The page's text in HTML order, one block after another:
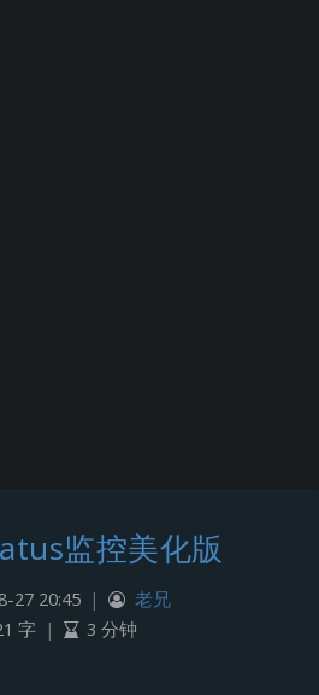
监控美化版
27 20:45 |
老兄
字 | 3 分钟